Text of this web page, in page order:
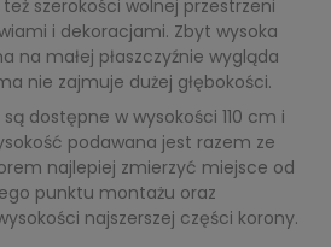
szerokości wolnej przestrzeni
i dekoracjami. Zbyt wysoka
na małej płaszczyźnie wygląda
nie zajmuje dużej głębokości.
dostępne w wysokości 110 cm i
podawana jest razem ze
najlepiej zmierzyć miejsce od
punktu montażu oraz
najszerszej części korony.